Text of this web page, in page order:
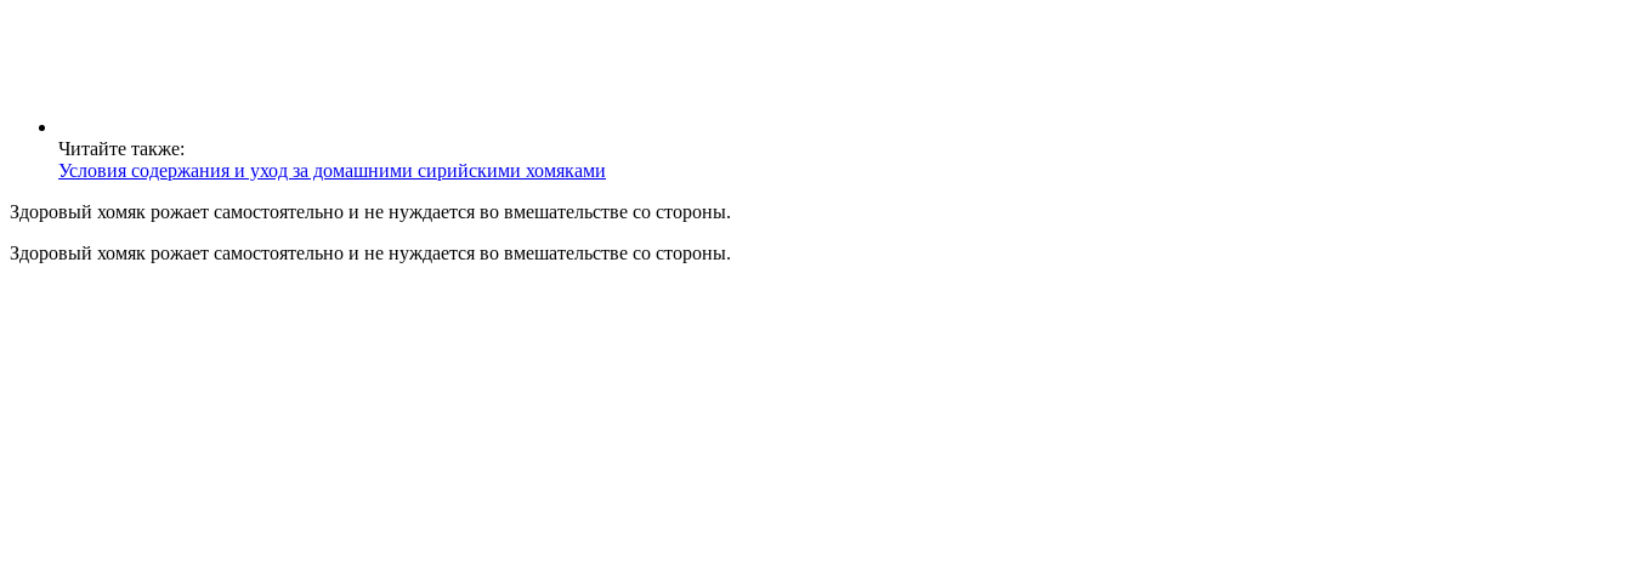
Читайте также:
Условия содержания и уход за домашними сирийскими хомяками
Здоровый хомяк рожает самостоятельно и не нуждается во вмешательстве со стороны.
Здоровый хомяк рожает самостоятельно и не нуждается во вмешательстве со стороны.